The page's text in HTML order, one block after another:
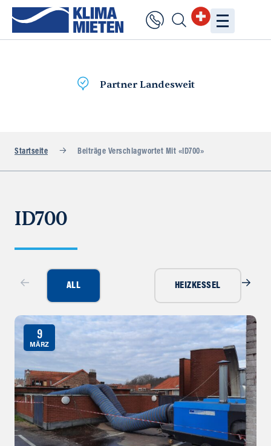
Partner Landesweit
Startseite Beiträge Verschlagwortet Mit «ID700»
ID700
ALL HEIZKESSEL
9
MÄRZ